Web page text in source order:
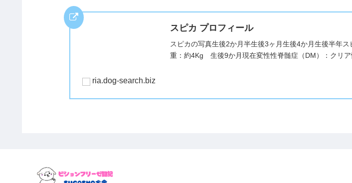
スピカ プロフィール
スピカの写真生後2か月半生後3ヶ月生後4か月生後半年
重：約4Kg 生後9か月現在変性性脊髄症（DM）：クリ
ria.dog-search.biz